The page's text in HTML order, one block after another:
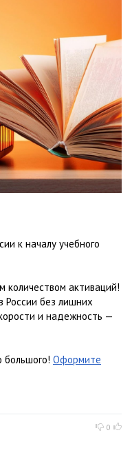
к началу учебного
количеством активаций!
России без лишних
и надежность —
большого! Оформите
0